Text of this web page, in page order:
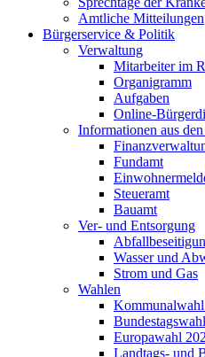
Amtliche Mitteilungen
Bürgerservice & Politik
Verwaltung
Mitarbeiter im
Organigramm
Aufgaben
Online-
Informationen aus
Fundamt
Steueramt
Bauamt
Ver- und Entsorgung
Wasser und
Strom und Gas
Wahlen
Europawahl
Landtags- und